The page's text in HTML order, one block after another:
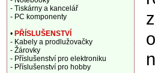
- Tiskárny a kancelář
- PC komponenty
• PŘÍSLUŠENSTVÍ
- Kabely a prodlužovačky
- Žárovky
- Příslušenství pro elektroniku
- Příslušenství pro hobby